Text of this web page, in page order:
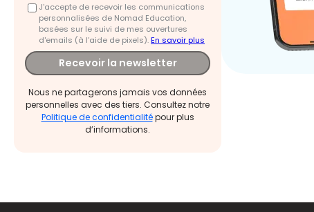
J'accepte de recevoir les communications
personnalisées de Nomad Education,
basées sur le suivi de mes ouvertures
d'emails (à l’aide de pixels).En savoir plus
Recevoir la newsletter
Nous ne partagerons jamais vos données
personnelles avec des tiers. Consultez notre
Politique de confidentialitépour plus
d’informations.